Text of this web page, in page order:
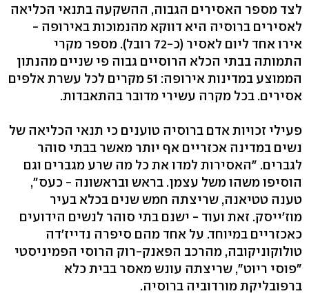
לצד מספר האסירים הגבוה, ההשקעה בתנאי הכליאה
לאסירים ברוסיה היא דווקא מהנמוכות באירופה -
אירו אחד ליום לאסיר (כ-72 רובל). מספר מקרי
התמותה בבתי הכלא הרוסיים גבוה פי שניים מהנתון
הממוצע במדינות אירופה: 51 מקרים לכל עשרת אלפים
אסירים. בכל מקרה עשירי מדובר בהתאבדות.
פעילי זכויות אדם ברוסיה טוענים כי תנאי הכליאה של
נשים במדינה אכזריים אף יותר מאשר בבתי סוהר
לגברים. "האסירות למדו את כל מה שרע מגברים וגם
הוסיפו משהו משל עצמן. בראש ובראשונה - כעס",
טענה טטיאנה, שריצתה חמש שנים בכלא בעיר
מוז'ייסק. זאת ועוד - ישנם בתי סוהר לנשים הידועים
כאכזריים במיוחד. על אחד מהם סיפרה נדייז'דה
טולוקוניקובה, מהרכב הפאנק-רוק הרוסי הפמיניסטי
"פוסי ריוט", שריצתה עונש מאסר בבית כלא
ברפובליקת מורדוביה ברוסיה.